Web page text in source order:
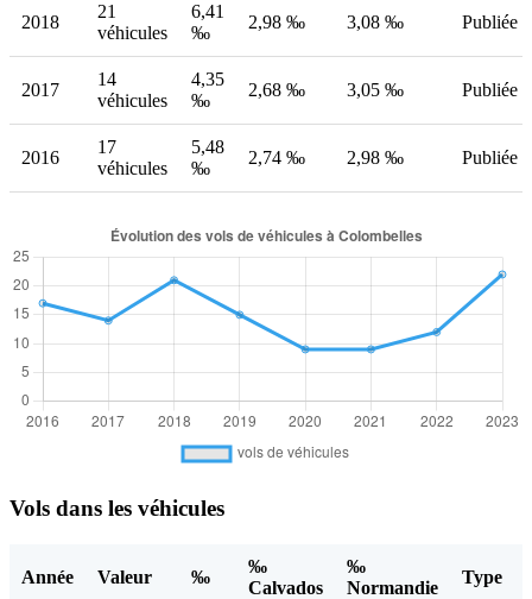
2018
21
véhicules
6,41
‰
2,98 ‰ 3,08 ‰ Publiée
2017
14
véhicules
4,35
‰
2,68 ‰ 3,05 ‰ Publiée
2016
17
véhicules
5,48
‰
2,74 ‰ 2,98 ‰ Publiée
Vols dans les véhicules
Année Valeur ‰
‰
Calvados
‰
Normandie
Type